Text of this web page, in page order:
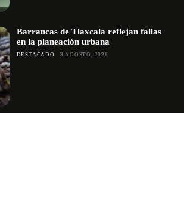
Barrancas de Tlaxcala reflejan fallas
en la planeación urbana
DESTACADO 3 AGOSTO, 2026